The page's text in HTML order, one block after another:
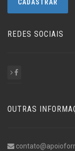
REDES SOCIAIS
OUTRAS